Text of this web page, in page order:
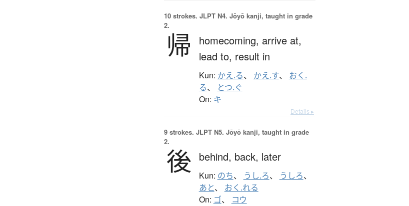
10 strokes. JLPT N4. Jōyō kanji, taught in grade
2.
帰 homecoming, arrive at,
lead to, result in
Kun: かえ.る、 かえ.す、 おく.
る、 とつ.ぐ
On: キ
Details ▸
9 strokes. JLPT N5. Jōyō kanji, taught in grade
2.
後 behind, back, later
Kun: のち、 うし.ろ、 うしろ、
あと、 おく.れる
On: ゴ、 コウ